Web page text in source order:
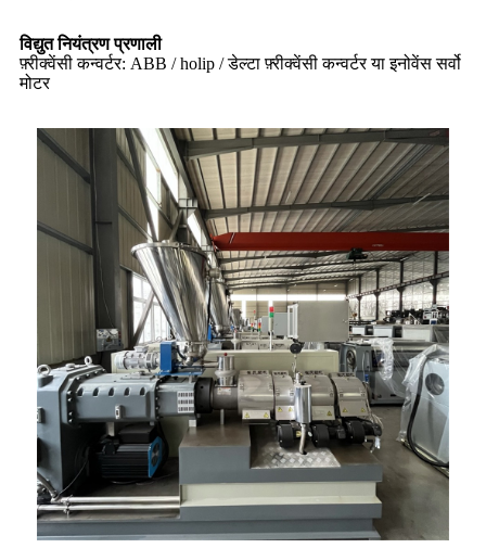
विद्युत नियंत्रण प्रणाली
फ़्रीक्वेंसी कन्वर्टर: ABB / holip / डेल्टा फ़्रीक्वेंसी कन्वर्टर या इनोवेंस सर्वो
मोटर